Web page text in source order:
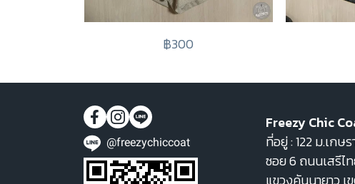
฿300
@freezychiccoat
Freezy Chic
ที่อยู่ : 122 ม.เกษ
ซอย 6 ถนนเสรีไ
แขวงคันนายาว